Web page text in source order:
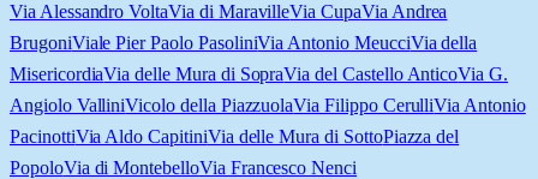
Via Alessandro VoltaVia di MaravilleVia CupaVia Andrea
BrugoniViale Pier Paolo PasoliniVia Antonio MeucciVia della
MisericordiaVia delle Mura di SopraVia del Castello AnticoVia G.
Angiolo ValliniVicolo della PiazzuolaVia Filippo CerulliVia Antonio
PacinottiVia Aldo CapitiniVia delle Mura di SottoPiazza del
PopoloVia di MontebelloVia Francesco Nenci